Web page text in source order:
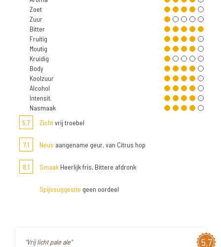
Zoet
Zuur
Bitter
Fruitig
Moutig
Kruidig
Body
Koolzuur
Alcohol
Intensit.
Nasmaak
5,7
Zichtvrij troebel
7,1 Neus aangename geur, van Citrus hop
8,1 Smaak Heerlijk fris, Bittere afdronk
Spijssuggestie geen oordeel
5,7
"Vrij licht pale ale"